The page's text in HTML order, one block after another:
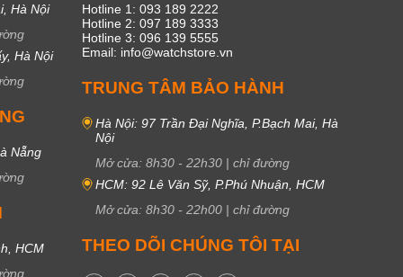
Hà Nội
Hà Nội
Nẵng
HCM
Hotline 1: 093 189 2222
Hotline 2: 097 189 3333
Hotline 3: 096 139 5555
Email: info@watchstore.vn
TRUNG TÂM BẢO HÀNH
Hà Nội: 97 Trần Đại Nghĩa, P.Bạch Mai, Hà
Nội
Mở cửa: 8h30 - 22h30 | chỉ đường
HCM: 92 Lê Văn Sỹ, P.Phú Nhuận, HCM
Mở cửa: 8h30 - 22h00 | chỉ đường
THEO DÕI CHÚNG TÔI TẠI